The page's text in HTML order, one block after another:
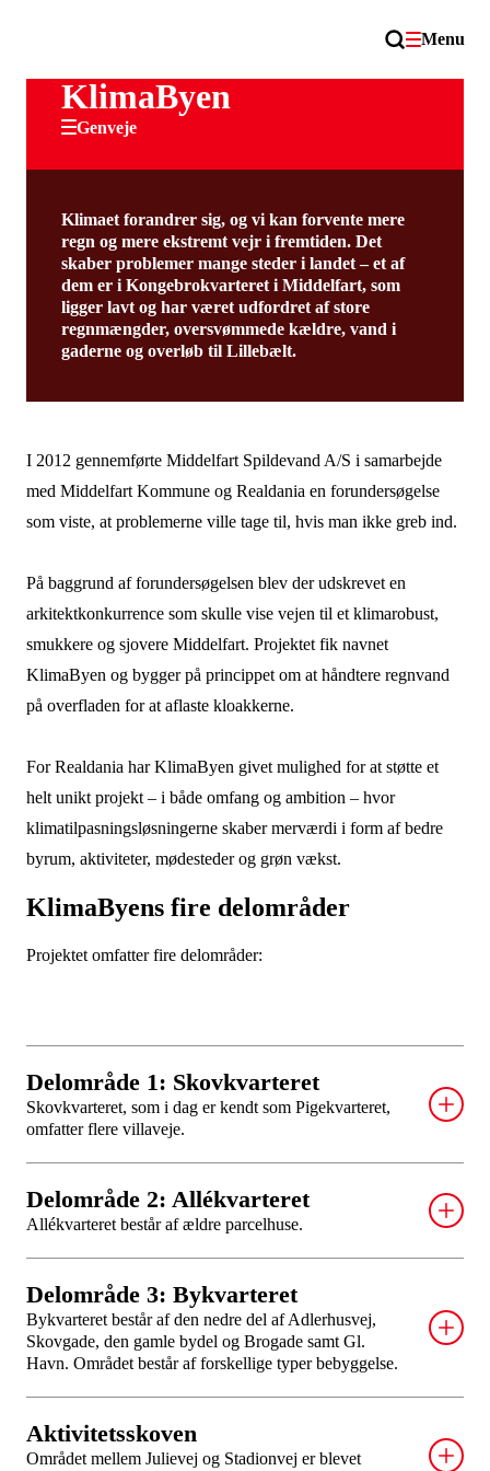
Menu
KlimaByen
Genveje
Klimaet forandrer sig, og vi kan forvente mere
regn og mere ekstremt vejr i fremtiden. Det
skaber problemer mange steder i landet – et af
dem er i Kongebrokvarteret i Middelfart, som
ligger lavt og har været udfordret af store
regnmængder, oversvømmede kældre, vand i
gaderne og overløb til Lillebælt.
I 2012 gennemførte Middelfart Spildevand A/S i samarbejde
med Middelfart Kommune og Realdania en forundersøgelse
som viste, at problemerne ville tage til, hvis man ikke greb ind.
På baggrund af forundersøgelsen blev der udskrevet en
arkitektkonkurrence som skulle vise vejen til et klimarobust,
smukkere og sjovere Middelfart. Projektet fik navnet
KlimaByen og bygger på princippet om at håndtere regnvand
på overfladen for at aflaste kloakkerne.
For Realdania har KlimaByen givet mulighed for at støtte et
helt unikt projekt – i både omfang og ambition – hvor
klimatilpasningsløsningerne skaber merværdi i form af bedre
byrum, aktiviteter, mødesteder og grøn vækst.
KlimaByens fire delområder
Projektet omfatter fire delområder:
Delområde 1: Skovkvarteret
Skovkvarteret, som i dag er kendt som Pigekvarteret,
omfatter flere villaveje.
at lede regnvand til Langedam og videre til Lillebælt.
Regnbede opsamler hverdagsregnen, mens kraftige
kørebanen. Resultatet er, at alt regn, der falder på
vejarealerne, håndteres på overfladen i stedet for at
belaste kloakkerne og ledes til Langedam og videre
Delområde 2: Allékvarteret
Allékvarteret består af ældre parcelhuse.
at lede regnvand til Lillebælt. Regnbede langs vejen
opsamler hverdagsregnen, mens kørebanen bruges til
afledning af kraftig regn og ekstremregn. Regnvand
fra villakvarteret bliver ledt i en rende hen over
Vestre Kirkegård og herfra via havneområdet ud i
Lillebælt.
Delområde 3: Bykvarteret
Bykvarteret består af den nedre del af Adlerhusvej,
Skovgade, den gamle bydel og Brogade samt Gl.
Havn. Området består af forskellige typer bebyggelse.
at lede regnvand til Lillebælt. Gaderne i den
Aktivitetsskoven
Området mellem Julievej og Stadionvej er blevet